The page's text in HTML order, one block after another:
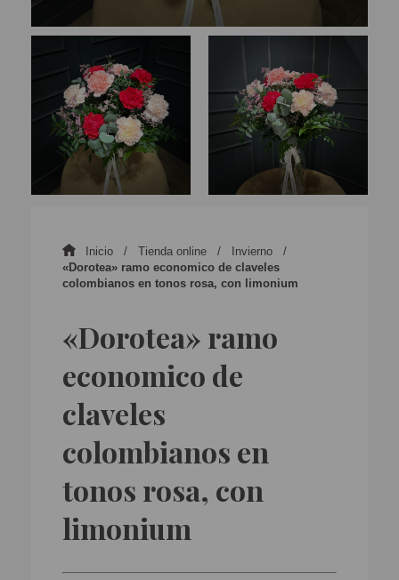
Inicio Tienda online
Invierno
«Dorotea» ramo economico de claveles
colombianos en tonos rosa, con limonium
«Dorotea» ramo
economico de
claveles
colombianos en
tonos rosa, con
limonium